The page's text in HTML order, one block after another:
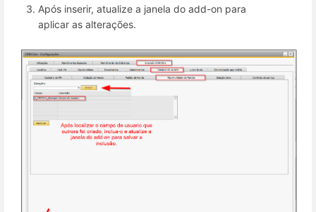
Após inserir, atualize a janela do add-on para
aplicar as alterações.